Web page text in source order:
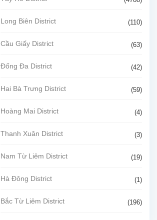
Long Biên District (110)
Cầu Giấy District (63)
Đống Đa District (42)
Hai Bà Trưng District (59)
Hoàng Mai District (4)
Thanh Xuân District (3)
Nam Từ Liêm District (19)
Hà Đông District (1)
Bắc Từ Liêm District (196)